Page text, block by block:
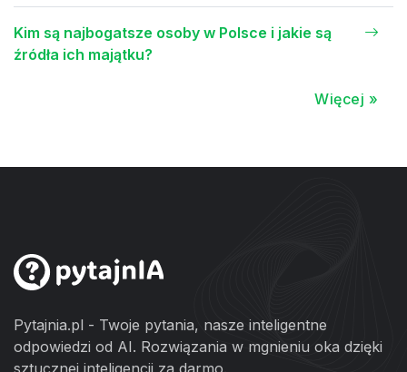
Kim są najbogatsze osoby w Polsce i jakie są
źródła ich majątku?
Więcej »
Pytajnia.pl - Twoje pytania, nasze inteligentne
odpowiedzi od AI. Rozwiązania w mgnieniu oka dzięki
sztucznej inteligencji za darmo.